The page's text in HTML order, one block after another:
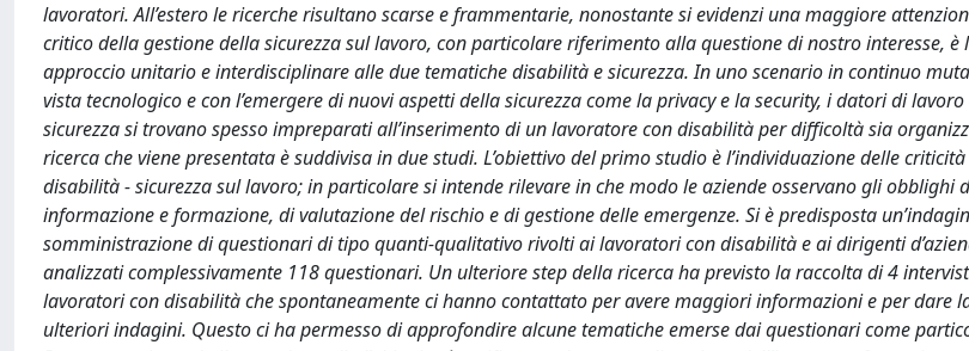
lavoratori. All’estero le ricerche risultano scarse e frammentarie, nonostante si evidenzi una maggiore
critico della gestione della sicurezza sul lavoro, con particolare riferimento alla questione di nostro interesse, è
approccio unitario e interdisciplinare alle due tematiche disabilità e sicurezza. In uno scenario in continuo
vista tecnologico e con l’emergere di nuovi aspetti della sicurezza come la privacy e la security, i datori di
sicurezza si trovano spesso impreparati all’inserimento di un lavoratore con disabilità per difficoltà sia
ricerca che viene presentata è suddivisa in due studi. L’obiettivo del primo studio è l’individuazione delle
disabilità - sicurezza sul lavoro; in particolare si intende rilevare in che modo le aziende osservano gli obblighi
informazione e formazione, di valutazione del rischio e di gestione delle emergenze. Si è predisposta
somministrazione di questionari di tipo quanti-qualitativo rivolti ai lavoratori con disabilità e ai dirigenti
analizzati complessivamente 118 questionari. Un ulteriore step della ricerca ha previsto la raccolta di 4
lavoratori con disabilità che spontaneamente ci hanno contattato per avere maggiori informazioni e per dare
ulteriori indagini. Questo ci ha permesso di approfondire alcune tematiche emerse dai questionari come